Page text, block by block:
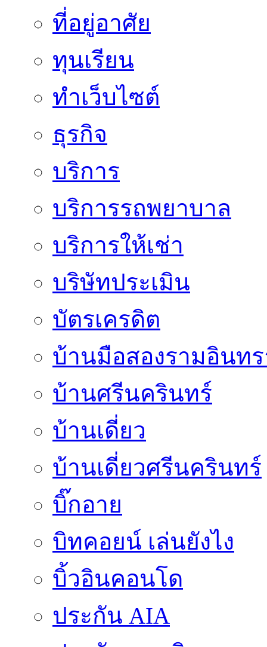
ที่อยู่อาศัย
ทุนเรียน
ทําเว็บไซต์
ธุรกิจ
บริการ
บริการรถพยาบาล
บริการให้เช่า
บริษัทประเมิน
บัตรเครดิต
บ้านมือสองรามอินท
บ้านศรีนครินทร์
บ้านเดี่ยว
บ้านเดี่ยวศรีนครินทร์
บิ๊กอาย
บิทคอยน์ เล่นยังไง
บิ้วอินคอนโด
ประกัน AIA